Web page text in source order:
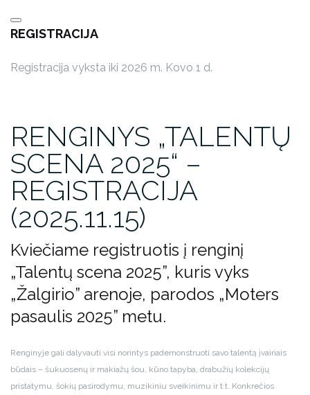
REGISTRACIJA
Registracija vyksta iki 2026 m. Kovo 1 d.
RENGINYS „TALENTŲ
SCENA 2025“ –
REGISTRACIJA
(2025.11.15)
Kviečiame registruotis į renginį
„Talentų scena 2025”, kuris vyks
„Žalgirio” arenoje, parodos „Moters
pasaulis 2025” metu.
Renginyje gali dalyvauti visi norintys pademonstruoti savo talentą įvairiais
būdais – šukuosenų ir makiažų šou, kūno tapyba, drabužių kolekcijų
pristatymu, šokių pasirodymu, muzikiniu sveikinimu ir t.t. Konkrečios